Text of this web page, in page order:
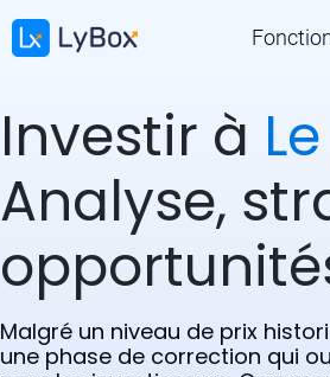
Investir à
Analyse,
Malgré un niveau de prix
une phase de correction qui